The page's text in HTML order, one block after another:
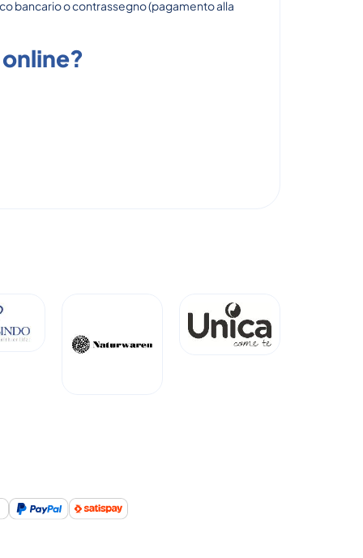
bancario o contrassegno (pagamento alla